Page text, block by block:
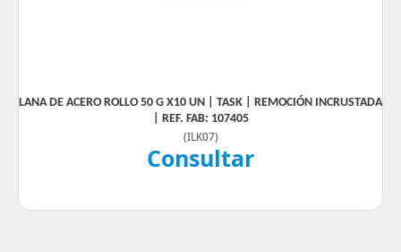
LANA DE ACERO ROLLO 50 G X10 UN | TASK | REMOCIÓN INCRUSTADA
| REF. FAB: 107405
(ILK07)
Consultar